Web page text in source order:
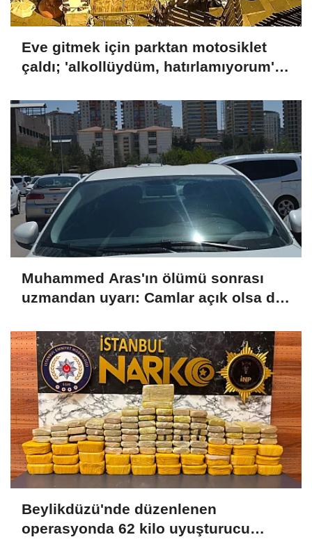
Eve gitmek için parktan motosiklet
çaldı; 'alkollüydüm, hatırlamıyorum'
Muhammed Aras'ın ölümü sonrası
uzmandan uyarı: Camlar açık olsa da
Beylikdüzü'nde düzenlenen
operasyonda 62 kilo uyuşturucu